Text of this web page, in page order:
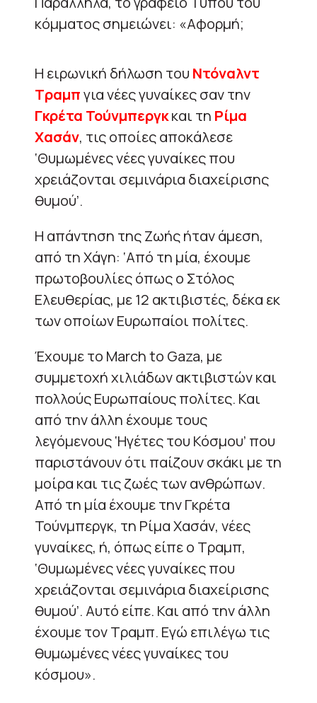
κόμματος σημειώνει: «Αφορμή;
Η ειρωνική δήλωση του Ντόναλντ
Τραμπγια νέες γυναίκες σαν την
Γκρέτα Τούνμπεργκκαι τη Ρίμα
Χασάν, τις οποίες αποκάλεσε
‘Θυμωμένες νέες γυναίκες που
χρειάζονται σεμινάρια διαχείρισης
θυμού’.
Η απάντηση της Ζωής ήταν άμεση,
από τη Χάγη: ‘Από τη μία, έχουμε
πρωτοβουλίες όπως ο Στόλος
Ελευθερίας, με 12 ακτιβιστές, δέκα εκ
των οποίων Ευρωπαίοι πολίτες.
Έχουμε το March to Gaza, με
συμμετοχή χιλιάδων ακτιβιστών και
πολλούς Ευρωπαίους πολίτες. Και
από την άλλη έχουμε τους
λεγόμενους ‘Ηγέτες του Κόσμου’ που
παριστάνουν ότι παίζουν σκάκι με τη
μοίρα και τις ζωές των ανθρώπων.
Από τη μία έχουμε την Γκρέτα
Τούνμπεργκ, τη Ρίμα Χασάν, νέες
γυναίκες, ή, όπως είπε ο Τραμπ,
‘Θυμωμένες νέες γυναίκες που
χρειάζονται σεμινάρια διαχείρισης
θυμού’. Αυτό είπε. Και από την άλλη
έχουμε τον Τραμπ. Εγώ επιλέγω τις
θυμωμένες νέες γυναίκες του
κόσμου».